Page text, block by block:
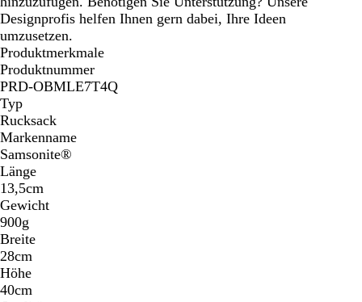
Designprofis helfen Ihnen gern dabei, Ihre Ideen
umzusetzen.
Produktmerkmale
Produktnummer
PRD-OBMLE7T4Q
Typ
Rucksack
Markenname
Samsonite®
Länge
13,5cm
Gewicht
900g
Breite
28cm
Höhe
40cm